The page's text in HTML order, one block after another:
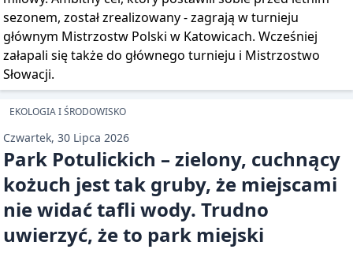
sezonem, został zrealizowany - zagrają w turnieju
głównym Mistrzostw Polski w Katowicach. Wcześniej
załapali się także do głównego turnieju i Mistrzostwo
Słowacji.
EKOLOGIA I ŚRODOWISKO
Czwartek, 30 Lipca 2026
Park Potulickich – zielony, cuchnący
kożuch jest tak gruby, że miejscami
nie widać tafli wody. Trudno
uwierzyć, że to park miejski